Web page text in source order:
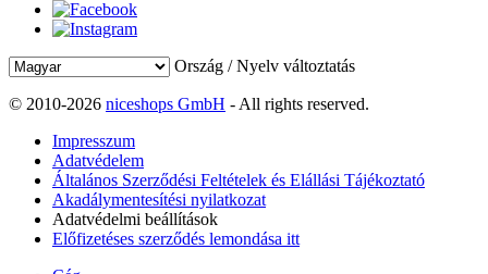
Ország / Nyelv változtatás
© 2010-2026 niceshops GmbH - All rights reserved.
Impresszum
Adatvédelem
Általános Szerződési Feltételek és Elállási Tájékoztató
Akadálymentesítési nyilatkozat
Adatvédelmi beállítások
Előfizetéses szerződés lemondása itt